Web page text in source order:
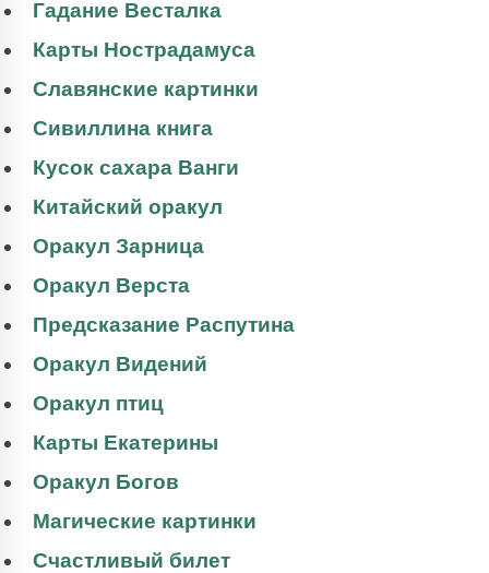
Гадание Весталка
Карты Нострадамуса
Славянские картинки
Сивиллина книга
Кусок сахара Ванги
Китайский оракул
Оракул Зарница
Оракул Верста
Предсказание Распутина
Оракул Видений
Оракул птиц
Карты Екатерины
Оракул Богов
Магические картинки
Счастливый билет